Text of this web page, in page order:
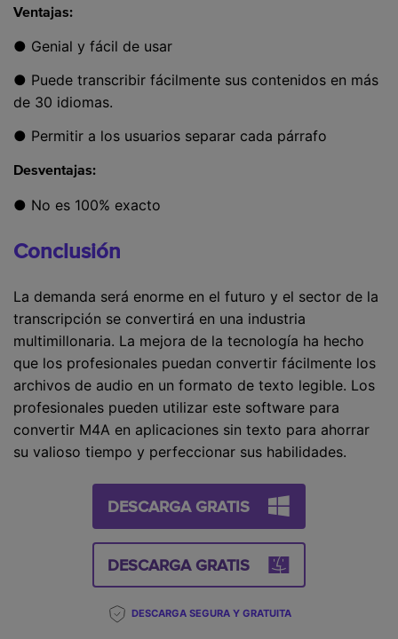
Ventajas:
● Genial y fácil de usar
● Puede transcribir fácilmente sus contenidos en más
de 30 idiomas.
● Permitir a los usuarios separar cada párrafo
Desventajas:
● No es 100% exacto
Conclusión
La demanda será enorme en el futuro y el sector de la
transcripción se convertirá en una industria
multimillonaria. La mejora de la tecnología ha hecho
que los profesionales puedan convertir fácilmente los
archivos de audio en un formato de texto legible. Los
profesionales pueden utilizar este software para
convertir M4A en aplicaciones sin texto para ahorrar
su valioso tiempo y perfeccionar sus habilidades.
DESCARGA GRATIS
DESCARGA GRATIS
DESCARGA SEGURA Y GRATUITA